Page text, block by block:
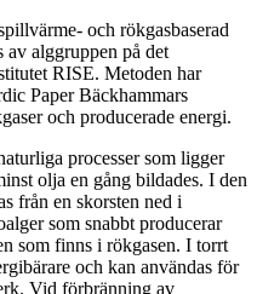
och rökgasbaserad
av alggruppen på det
RISE. Metoden har
Paper Bäckhammars
och producerade energi.
processer som ligger
olja en gång bildades. I den
från en skorsten ned i
som snabbt producerar
som finns i rökgasen. I torrt
och kan användas för
Vid förbränning av